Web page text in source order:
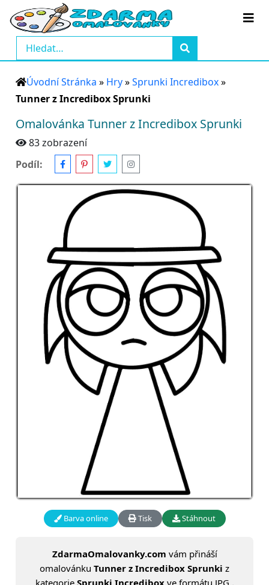
Úvodní Stránka » Hry»Sprunki Incredibox»
Tunner z Incredibox Sprunki
Omalovánka Tunner z Incredibox Sprunki
83 zobrazení
Podíl:
Barva online Tisk Stáhnout
ZdarmaOmalovanky.com vám přináší
omalovánku Tunner z Incredibox Sprunki z
kategorie Sprunki Incrediboxve formátu JPG ,